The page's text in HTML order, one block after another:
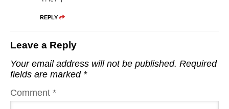
REPLY
Leave a Reply
Your email address will not be published. Required
fields are marked *
Comment *